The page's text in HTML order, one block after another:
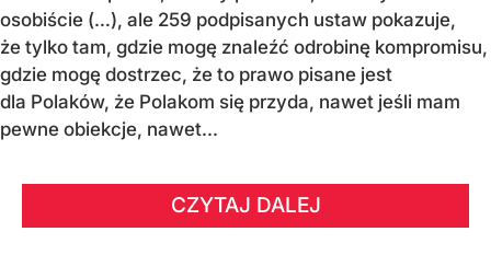
osobiście (…), ale 259 podpisanych ustaw pokazuje,
że tylko tam, gdzie mogę znaleźć odrobinę kompromisu,
gdzie mogę dostrzec, że to prawo pisane jest
dla Polaków, że Polakom się przyda, nawet jeśli mam
pewne obiekcje, nawet...
CZYTAJ DALEJ